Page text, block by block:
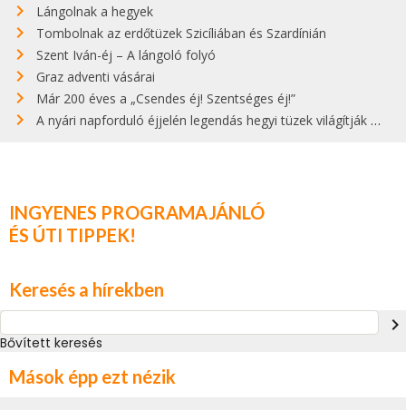
Lángolnak a hegyek
Tombolnak az erdőtüzek Szicíliában és Szardínián
Szent Iván-éj – A lángoló folyó
Graz adventi vásárai
Már 200 éves a „Csendes éj! Szentséges éj!”
A nyári napforduló éjjelén legendás hegyi tüzek világítják meg Zugspitzét
INGYENES PROGRAMAJÁNLÓ
ÉS ÚTI TIPPEK!
Keresés a hírekben
navigate_next
Bővített keresés
Mások épp ezt nézik